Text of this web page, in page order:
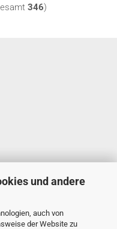
und andere
auch von
der Website zu
346)